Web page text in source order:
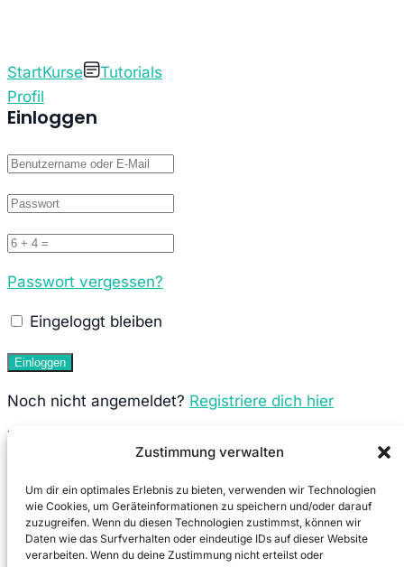
Zustimmung verwalten
Um dir ein optimales Erlebnis zu bieten, verwenden wir Technologien
wie Cookies, um Geräteinformationen zu speichern und/oder darauf
zuzugreifen. Wenn du diesen Technologien zustimmst, können wir
Daten wie das Surfverhalten oder eindeutige IDs auf dieser Website
verarbeiten. Wenn du deine Zustimmung nicht erteilst oder
StartKurse
Tutorials
Profil
Einloggen
Passwort vergessen?
Eingeloggt bleiben
Noch nicht angemeldet? Registriere dich hier
Neuen Account anlegen